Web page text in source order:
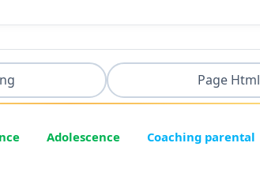
Page Html
Adolescence Coaching parental